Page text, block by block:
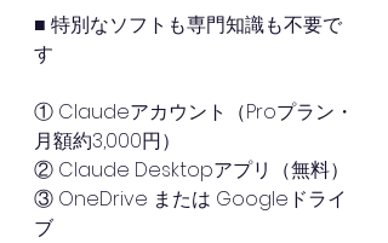
■ 特別なソフトも専門知識も不要で
す
① Claudeアカウント（Proプラン・
月額約3,000円）
② Claude Desktopアプリ（無料）
③ OneDrive または Googleドライ
ブ